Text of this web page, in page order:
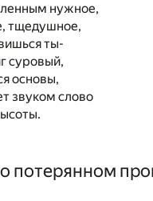
нужное,
тщедушное,
ты-
суровый,
основы,
звуком слово
потерянном